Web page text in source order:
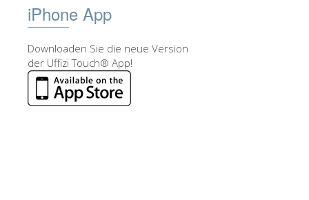
iPhone App
Downloaden Sie die neue Version
der Uffizi Touch® App!